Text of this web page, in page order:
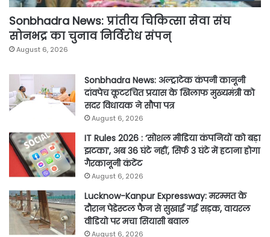
Sonbhadra News: प्रांतीय चिकित्सा सेवा संघ
सोनभद्र का चुनाव निर्विरोध संपन्
August 6, 2026
Sonbhadra News: अल्ट्राटेक कंपनी कानूनी
दांवपेच कूटरचित प्रयास के खिलाफ मुख्यमंत्री को
सदर विधायक ने सौपा पत्र
August 6, 2026
IT Rules 2026 : ‘सोशल मीडिया कंपनियों को बड़ा
झटका’, अब 36 घंटे नहीं, सिर्फ 3 घंटे में हटाना होगा
गैरकानूनी कंटेंट
August 6, 2026
Lucknow-Kanpur Expressway: मरम्मत के
दौरान पेडेस्टल फैन से सुखाई गई सड़क, वायरल
वीडियो पर मचा सियासी बवाल
August 6, 2026